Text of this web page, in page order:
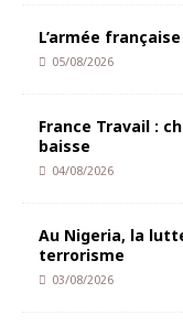
L’armée
05/08/2026
France Travail :
baisse
04/08/2026
Au Nigeria, la
terrorisme
03/08/2026